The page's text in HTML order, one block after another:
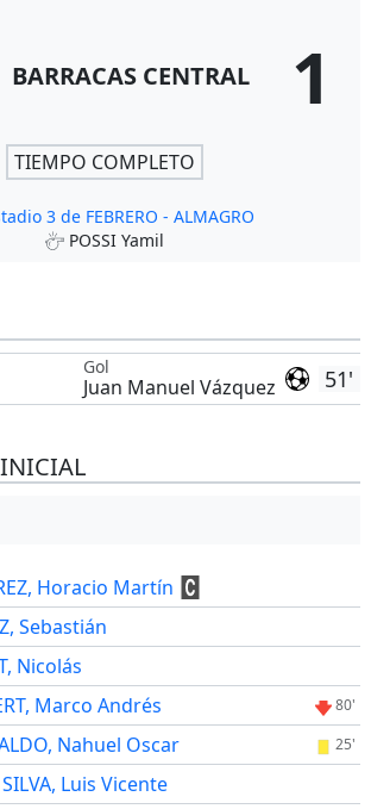
BARRACAS CENTRAL 1
TIEMPO COMPLETO
3 de FEBRERO - ALMAGRO
POSSI Yamil
51'
Gol
Juan Manuel Vázquez
Horacio Martín
Sebastián
Nicolás
Marco Andrés 80'
Nahuel Oscar 25'
SILVA, Luis Vicente